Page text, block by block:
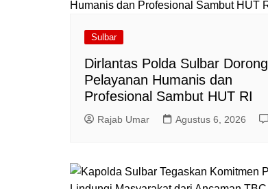
Sulbar
Dirlantas Polda Sulbar Dorong
Pelayanan Humanis dan
Profesional Sambut HUT RI
Rajab Umar Agustus 6, 2026